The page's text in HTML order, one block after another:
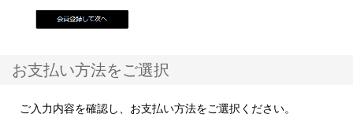
お支払い方法をご選択
ご入力内容を確認し、お支払い方法をご選択ください。